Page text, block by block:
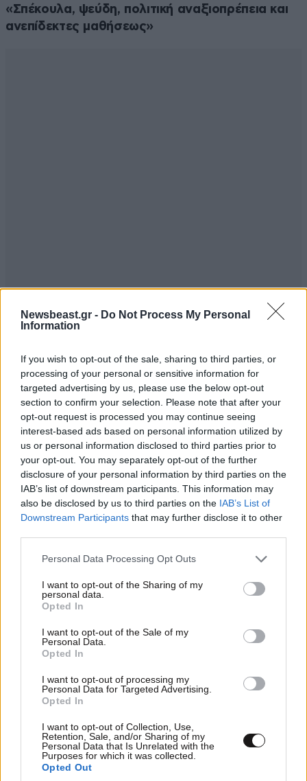
Newsbeast.gr - Do Not Process My Personal
Information
If you wish to opt-out of the sale, sharing to third parties, or
processing of your personal or sensitive information for
targeted advertising by us, please use the below opt-out
section to confirm your selection. Please note that after your
opt-out request is processed you may continue seeing
interest-based ads based on personal information utilized by
us or personal information disclosed to third parties prior to
your opt-out. You may separately opt-out of the further
disclosure of your personal information by third parties on the
IAB’s list of downstream participants. This information may
also be disclosed by us to third parties on the IAB’s List of
Downstream Participants that may further disclose it to other
Please note that this website/app uses one or more Google
not limited to your visit or usage behaviour. You may click to
grant or deny consent to Google and its third-party tags to
use your data for below specified purposes in below Google
consent section.
Personal Data Processing Opt Outs
I want to opt-out of the Sharing of my
personal data.
Opted In
I want to opt-out of the Sale of my
Personal Data.
Opted In
I want to opt-out of processing my
Personal Data for Targeted Advertising.
Opted In
I want to opt-out of Collection, Use,
Retention, Sale, and/or Sharing of my
Personal Data that Is Unrelated with the
Purposes for which it was collected.
Opted Out
«Σπέκουλα, ψεύδη, πολιτική αναξιοπρέπεια και
ανεπίδεκτες μαθήσεως»
ΚΟΣΜΟΣ07·08·2026 23:03
Το φαραωνικών διαστάσεων κτίριο που χτίζει ο